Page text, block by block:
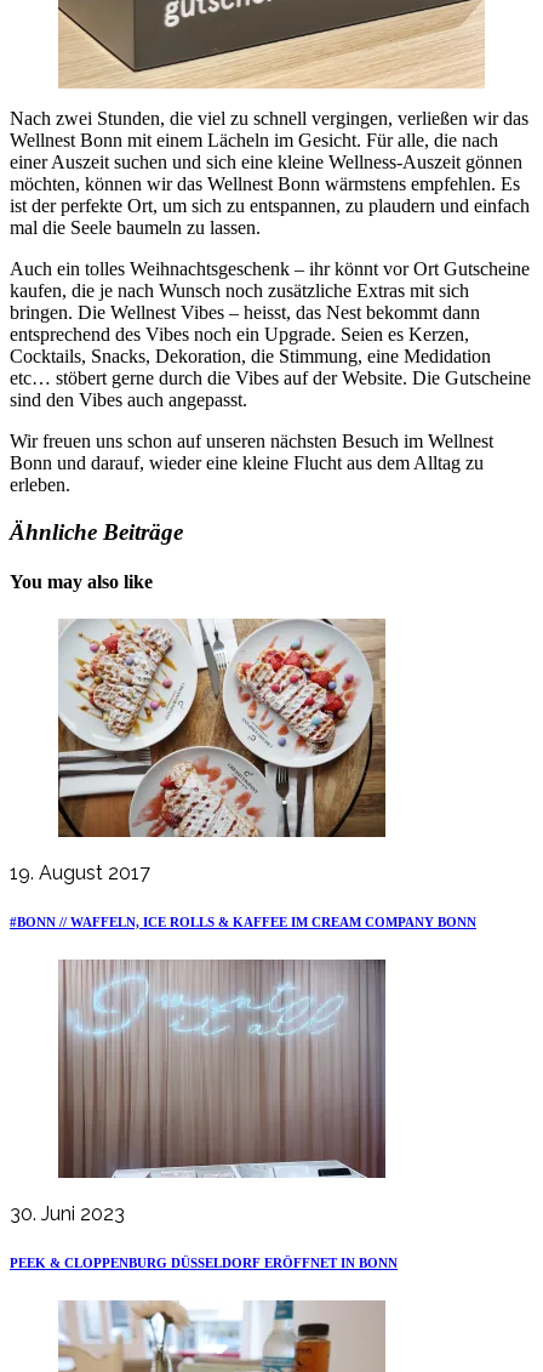
Nach zwei Stunden, die viel zu schnell vergingen, verließen wir das
Wellnest Bonn mit einem Lächeln im Gesicht. Für alle, die nach
einer Auszeit suchen und sich eine kleine Wellness-Auszeit gönnen
möchten, können wir das Wellnest Bonn wärmstens empfehlen. Es
ist der perfekte Ort, um sich zu entspannen, zu plaudern und einfach
mal die Seele baumeln zu lassen.
Auch ein tolles Weihnachtsgeschenk – ihr könnt vor Ort Gutscheine
kaufen, die je nach Wunsch noch zusätzliche Extras mit sich
bringen. Die Wellnest Vibes – heisst, das Nest bekommt dann
entsprechend des Vibes noch ein Upgrade. Seien es Kerzen,
Cocktails, Snacks, Dekoration, die Stimmung, eine Medidation
etc… stöbert gerne durch die Vibes auf der Website. Die Gutscheine
sind den Vibes auch angepasst.
Wir freuen uns schon auf unseren nächsten Besuch im Wellnest
Bonn und darauf, wieder eine kleine Flucht aus dem Alltag zu
erleben.
Ähnliche Beiträge
You may also like
19. August 2017
#BONN // WAFFELN, ICE ROLLS & KAFFEE IM CREAM COMPANY BONN
30. Juni 2023
PEEK & CLOPPENBURG DÜSSELDORF ERÖFFNET IN BONN